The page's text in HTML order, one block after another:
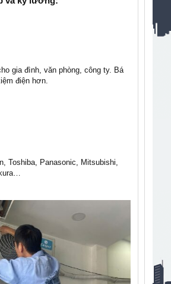
gia đình, văn phòng, công ty. Bá
điện hơn.
Toshiba, Panasonic, Mitsubishi,